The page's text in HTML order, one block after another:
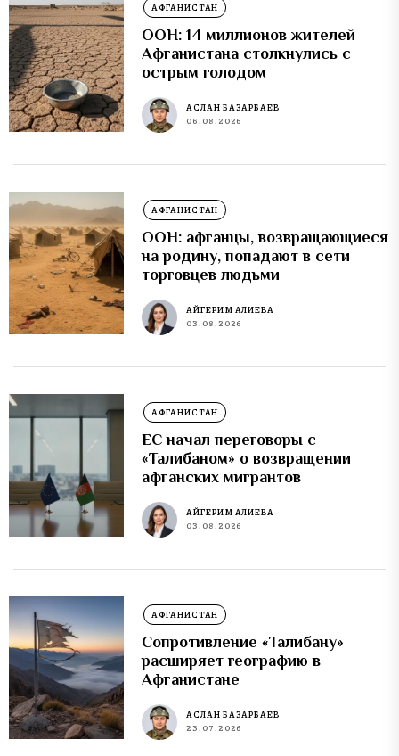
АФГАНИСТАН
ООН: 14 миллионов жителей
Афганистана столкнулись с
острым голодом
АСЛАН БАЗАРБАЕВ
06.08.2026
АФГАНИСТАН
ООН: афганцы, возвращающиеся
на родину, попадают в сети
торговцев людьми
АЙГЕРИМ АЛИЕВА
03.08.2026
АФГАНИСТАН
ЕС начал переговоры с
«Талибаном» о возвращении
афганских мигрантов
АЙГЕРИМ АЛИЕВА
03.08.2026
АФГАНИСТАН
Сопротивление «Талибану»
расширяет географию в
Афганистане
АСЛАН БАЗАРБАЕВ
23.07.2026